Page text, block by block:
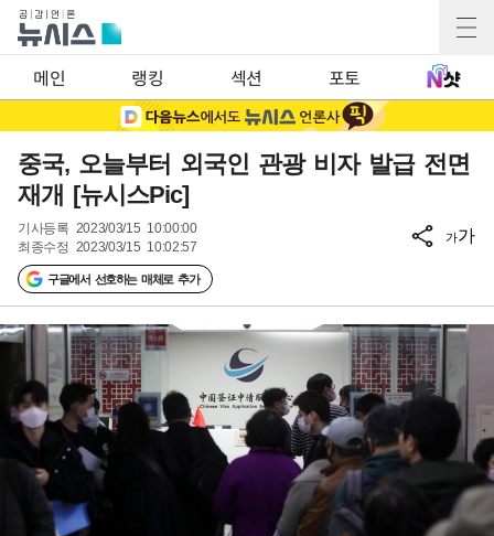
메인 랭킹 섹션 포토
중국, 오늘부터 외국인 관광 비자 발급 전면
재개 [뉴시스Pic]
기사등록 2023/03/15 10:00:00
최종수정 2023/03/15 10:02:57
구글에서 선호하는 매체로 추가
가가